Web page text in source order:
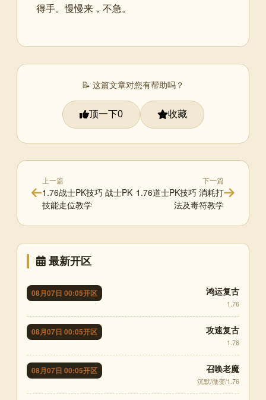
得手。慢慢来，不急。
📝 这篇文章对您有帮助吗？
顶一下0 收藏
上一篇
1.76战士PK技巧 战士PK
技能走位教学
下一篇
1.76道士PK技巧 消耗打
法及毒符教学
最新开区
08月07日 00:05开区 鸿运复古
1.76
08月07日 00:05开区 攻速复古
1.76
08月07日 00:05开区 召唤老魔
沉默/微变/1.76